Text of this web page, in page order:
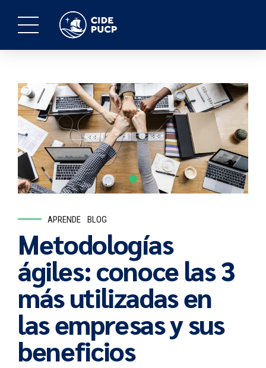
APRENDE BLOG
Metodologías
ágiles: conoce las 3
más utilizadas en
las empresas y sus
beneficios